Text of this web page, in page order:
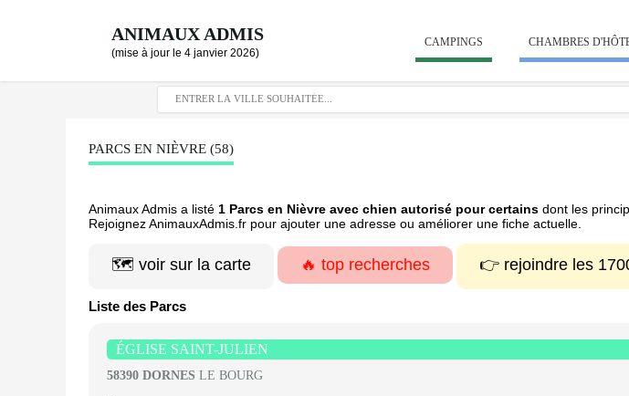
ANIMAUX ADMIS
(mise à jour le 4 janvier 2026)
CAMPINGS CHAMBRES
PARCS EN NIÈVRE (58)
Animaux Admis a listé 1 Parcs en Nièvre avec chien autorisé pour certains dont les
Rejoignez AnimauxAdmis.fr pour ajouter une adresse ou améliorer une fiche actuelle.
🗺️ voir sur la carte 🔥 top recherches 👉 rejoindre les
Liste des Parcs
ÉGLISE SAINT-JULIEN
58390 DORNES LE BOURG